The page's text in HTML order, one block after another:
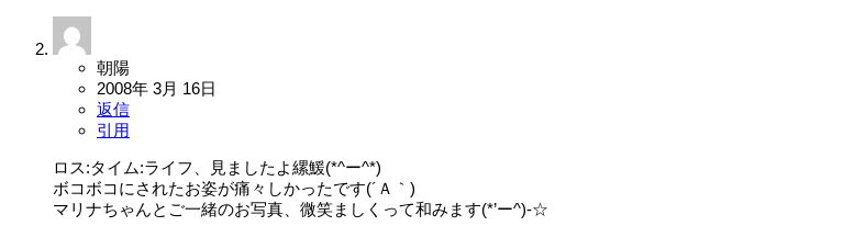
朝陽
2008年 3月 16日
返信
引用
ロス:タイム:ライフ、見ましたよ縲鰀(*^ー^*)
ボコボコにされたお姿が痛々しかったです(´Ａ｀)
マリナちゃんとご一緒のお写真、微笑ましくって和みます(*’ー^)-☆